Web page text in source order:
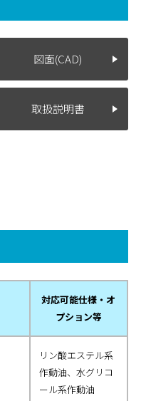
図面(CAD)
取扱説明書
対応可能仕様・オ
プション等
リン酸エステル系
作動油、水グリコ
ール系作動油